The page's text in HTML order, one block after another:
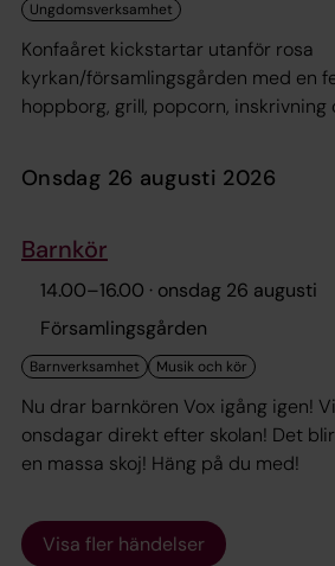
Konfaåret kickstartar utanför rosa
kyrkan/församlingsgården med en
hoppborg, grill, popcorn, inskrivning
onsdag 26 augusti 2026
Barnkör
14.00–16.00 · onsdag 26 augusti
Församlingsgården
Nu drar barnkören Vox igång igen!
onsdagar direkt efter skolan! Det
en massa skoj! Häng på du med!
Visa fler händelser